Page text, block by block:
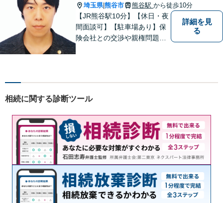
埼玉県|熊谷市 熊谷駅 から徒歩10分
【JR熊谷駅10分】【休日・夜
間面談可】【駐車場あり】保
険会社との交渉や親権問題、
が高い」と感じる方も、まず
い。
詳細を見
る
相続に関する診断ツール